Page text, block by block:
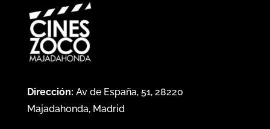
Dirección: Av de España, 51, 28220
Majadahonda, Madrid